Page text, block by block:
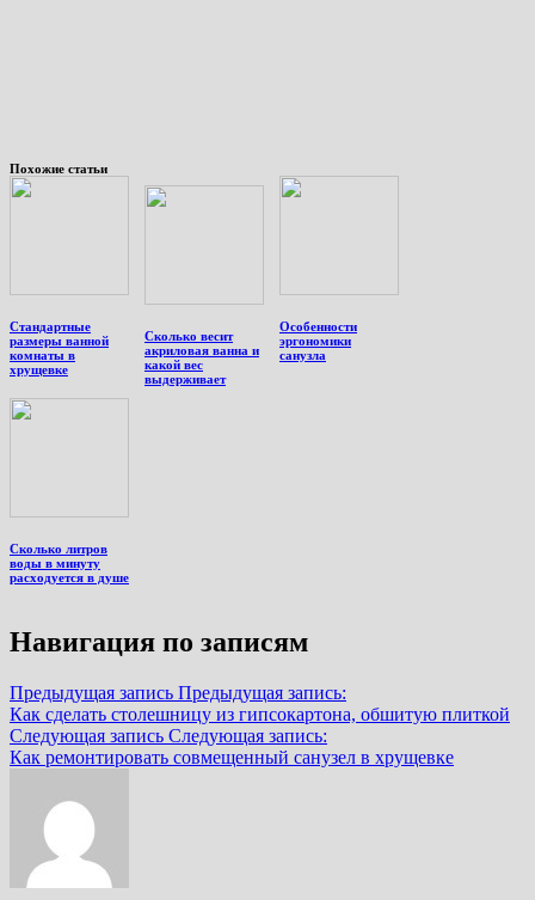
Похожие статьи
Стандартные
размеры ванной
комнаты в
хрущевке
Сколько весит
акриловая ванна и
какой вес
выдерживает
Особенности
эргономики
санузла
Сколько литров
воды в минуту
расходуется в душе
Навигация по записям
Предыдущая запись Предыдущая запись:
Как сделать столешницу из гипсокартона, обшитую плиткой
Следующая запись Следующая запись:
Как ремонтировать совмещенный санузел в хрущевке